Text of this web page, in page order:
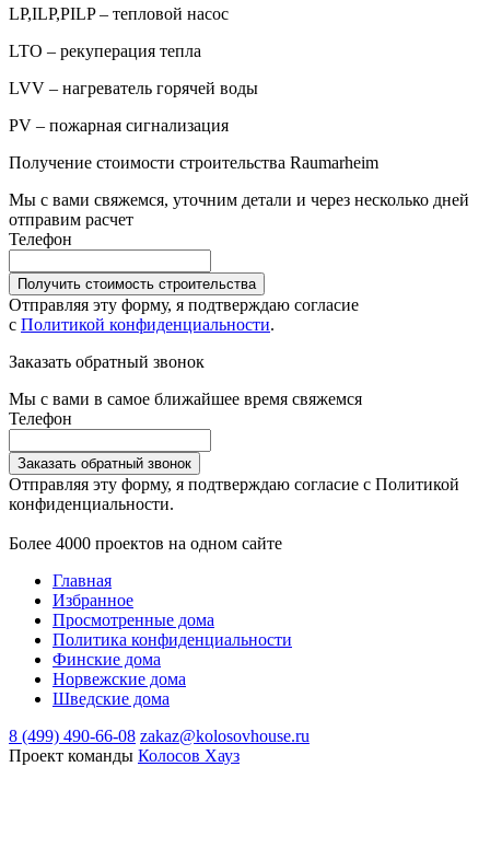
LP,ILP,PILP – тепловой насос
LTO – рекуперация тепла
LVV – нагреватель горячей воды
PV – пожарная сигнализация
Получение стоимости строительства Raumarheim
Мы с вами свяжемся, уточним детали и через несколько дней
отправим расчет
Телефон
Получить стоимость строительства
Отправляя эту форму, я подтверждаю согласие
с Политикой конфиденциальности.
Заказать обратный звонок
Мы с вами в самое ближайшее время свяжемся
Телефон
Заказать обратный звонок
Отправляя эту форму, я подтверждаю согласие с Политикой
конфиденциальности.
Более 4000 проектов на одном сайте
Главная
Избранное
Просмотренные дома
Политика конфиденциальности
Финские дома
Норвежские дома
Шведские дома
8 (499) 490-66-08 zakaz@kolosovhouse.ru
Проект команды Колосов Хауз